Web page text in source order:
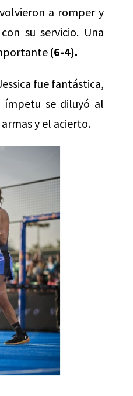
a romper y
su servicio. Una
(6-4).
fue fantástica,
ímpetu se diluyó al
y el acierto.